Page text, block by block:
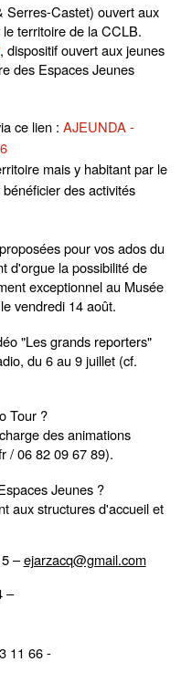
Serres-Castet) ouvert aux
territoire de la CCLB.
, dispositif ouvert aux jeunes
des Espaces Jeunes
ce lien : AJEUNDA -
mais y habitant par le
des activités
pour vos ados du
d'orgue la possibilité de
exceptionnel au Musée
vendredi 14 août.
"Les grands reporters"
du 6 au 9 juillet (cf.
Tour ?
des animations
/ 06 82 09 67 89).
Jeunes ?
aux structures d'accueil et
–ejarzacq@gmail.com
–
11 66 -